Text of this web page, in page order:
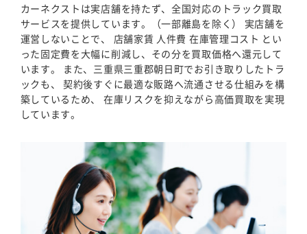
カーネクストは実店舗を持たず、全国対応のトラック買取
サービスを提供しています。（一部離島を除く） 実店舗を
運営しないことで、 店舗家賃 人件費 在庫管理コスト とい
った固定費を大幅に削減し、その分を買取価格へ還元して
います。 また、三重県三重郡朝日町でお引き取りしたトラ
ックも、 契約後すぐに最適な販路へ流通させる仕組みを構
築しているため、 在庫リスクを抑えながら高価買取を実現
しています。